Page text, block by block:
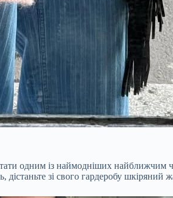
одним із наймодніших
зі свого гардеробу